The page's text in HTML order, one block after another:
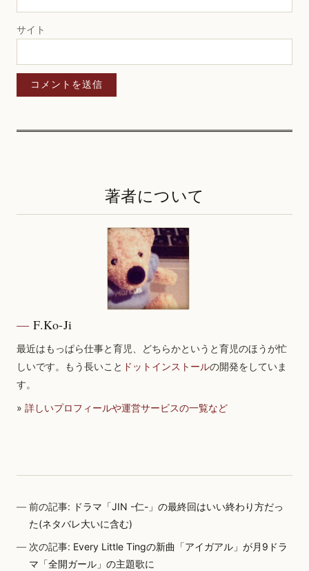
サイト
著者について
F.Ko-Ji
最近はもっぱら仕事と育児、どちらかというと育児のほうが忙
しいです。もう長いこと ドットインストールの開発をしていま
す。
» 詳しいプロフィールや運営サービスの一覧など
前の記事: ドラマ「JIN -仁-」の最終回はいい終わり方だっ
た(ネタバレ大いに含む)
次の記事: Every Little Tingの新曲「アイガアル」が月9ドラ
マ「全開ガール」の主題歌に